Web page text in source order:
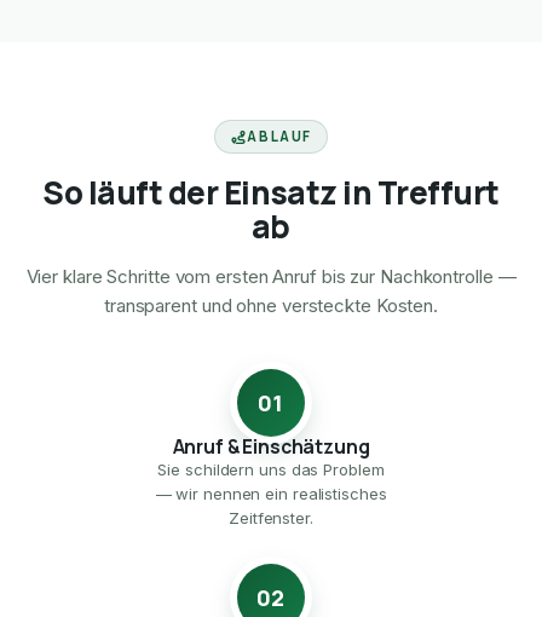
ABLAUF
So läuft der Einsatz in Treffurt
ab
Vier klare Schritte vom ersten Anruf bis zur Nachkontrolle —
transparent und ohne versteckte Kosten.
01
Anruf & Einschätzung
Sie schildern uns das Problem
— wir nennen ein realistisches
Zeitfenster.
02